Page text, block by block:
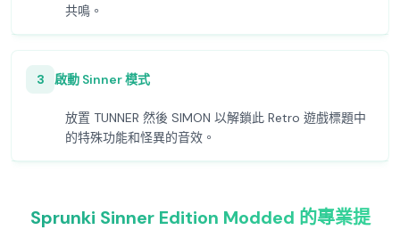
共鳴。
3 啟動 Sinner 模式
放置 TUNNER 然後 SIMON 以解鎖此 Retro 遊戲標題中
的特殊功能和怪異的音效。
Sprunki Sinner Edition Modded 的專業提